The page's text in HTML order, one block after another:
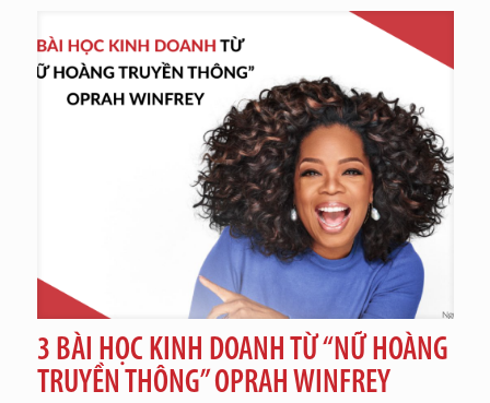
3 BÀI HỌC KINH DOANH TỪ “NỮ HOÀNG
TRUYỀN THÔNG” OPRAH WINFREY